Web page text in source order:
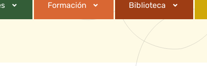
Formación Biblioteca